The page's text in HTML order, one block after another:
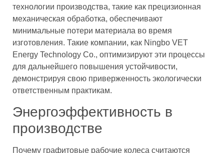
технологии производства, такие как прецизионная
механическая обработка, обеспечивают
минимальные потери материала во время
изготовления. Такие компании, как Ningbo VET
Energy Technology Co., оптимизируют эти процессы
для дальнейшего повышения устойчивости,
демонстрируя свою приверженность экологически
ответственным практикам.
Энергоэффективность в
производстве
Почему графитовые рабочие колеса считаются